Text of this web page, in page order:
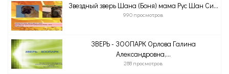
Звездный зверь Шана (Боня) мама Рус Шан Си...
990 просмотров
ЗВЕРЬ - ЗООПАРК Орлова Галина
Александровна,...
288 просмотров